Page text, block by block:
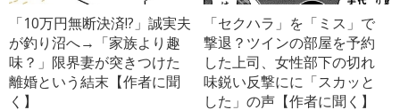
「10万円無断決済!?」誠実夫
が釣り沼へ→「家族より趣
味？」限界妻が突きつけた
離婚という結末【作者に聞
く】
「セクハラ」を「ミス」で
撃退？ツインの部屋を予約
した上司、女性部下の切れ
味鋭い反撃にに「スカッと
した」の声【作者に聞く】